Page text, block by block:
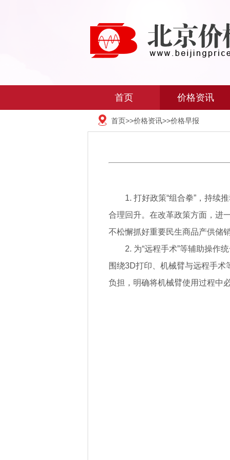
首页 价格资讯
首页>>价格资讯>>价格早报
1. 打好政策“组合拳”，持续
合理回升。在改革政策方面，进
不松懈抓好重要民生商品产供储
2. 为“远程手术”等辅助操作
围绕3D打印、机械臂与远程手术
负担，明确将机械臂使用过程中